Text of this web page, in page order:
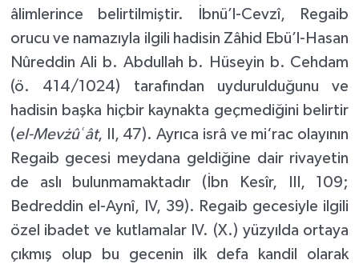
âlimlerince belirtilmiştir. İbnü’l-Cevzî, Regaib
orucu ve namazıyla ilgili hadisin Zâhid Ebü’l-Hasan
Nûreddin Ali b. Abdullah b. Hüseyin b. Cehdam
(ö. 414/1024) tarafından uydurulduğunu ve
hadisin başka hiçbir kaynakta geçmediğini belirtir
(el-Mevżûʿât, II, 47). Ayrıca isrâ ve mi‘rac olayının
Regaib gecesi meydana geldiğine dair rivayetin
de aslı bulunmamaktadır (İbn Kesîr, III, 109;
Bedreddin el-Aynî, IV, 39). Regaib gecesiyle ilgili
özel ibadet ve kutlamalar IV. (X.) yüzyılda ortaya
çıkmış olup bu gecenin ilk defa kandil olarak